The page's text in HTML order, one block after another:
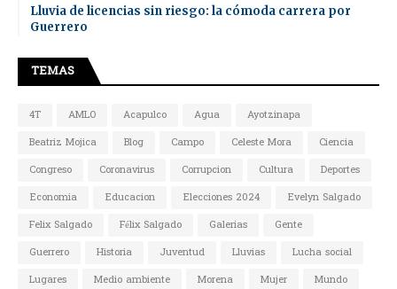
Lluvia de licencias sin riesgo: la cómoda carrera por
Guerrero
TEMAS
4T AMLO Acapulco Agua
Ayotzinapa
Beatriz Mojica
Blog Campo Celeste Mora
Ciencia
Congreso
Coronavirus Corrupcion Cultura
Deportes
Economia
Educacion Elecciones 2024
Evelyn Salgado
Felix Salgado
Félix Salgado Galerias
Gente
Guerrero
Historia Juventud Lluvias
Lucha social
Lugares
Medio ambiente Morena Mujer
Mundo